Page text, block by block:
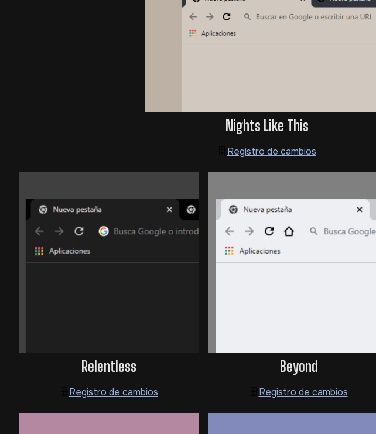
Nights Like This
Registro de cambios
Relentless
Registro de cambios
Beyond
Registro de cambios